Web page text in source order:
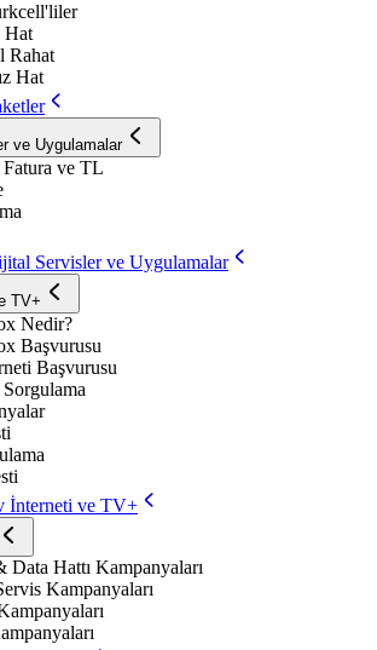
Hat
Rahat
Hat
ve Uygulamalar
ve TL
Servisler ve Uygulamalar
TV+
Nedir?
Başvurusu
Başvurusu
İnterneti ve TV+
Hattı Kampanyaları
Kampanyaları